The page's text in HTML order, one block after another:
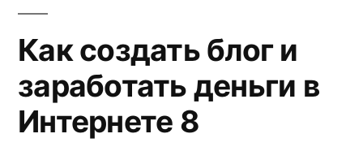
Как создать блог и
заработать деньги в
Интернете 8